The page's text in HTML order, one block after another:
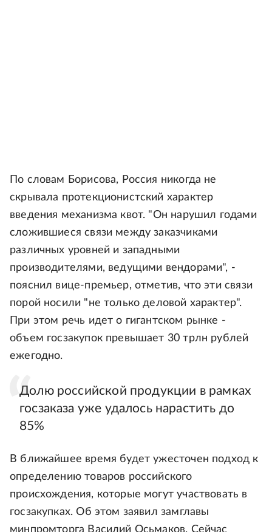
По словам Борисова, Россия никогда не
скрывала протекционистский характер
введения механизма квот. "Он нарушил годами
сложившиеся связи между заказчиками
различных уровней и западными
производителями, ведущими вендорами", -
пояснил вице-премьер, отметив, что эти связи
порой носили "не только деловой характер".
При этом речь идет о гигантском рынке -
объем госзакупок превышает 30 трлн рублей
ежегодно.
Долю российской продукции в рамках
госзаказа уже удалось нарастить до
85%
В ближайшее время будет ужесточен подход к
определению товаров российского
происхождения, которые могут участвовать в
госзакупках. Об этом заявил замглавы
минпромторга Василий Осьмаков. Сейчас